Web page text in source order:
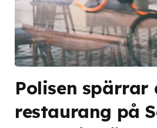
Polisen spärrar
restaurang på